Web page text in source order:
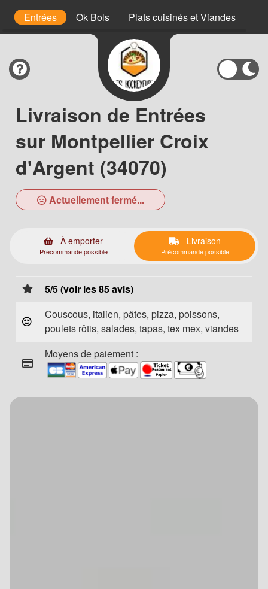
Entrées Ok Bols Plats cuisinés et Viandes
Livraison de Entrées
sur Montpellier Croix
d'Argent (34070)
Actuellement fermé...
À emporter
Précommande possible
Livraison
Précommande possible
5/5 (voir les 85 avis)
Couscous, italien, pâtes, pizza, poissons,
poulets rôtis, salades, tapas, tex mex, viandes
Moyens de paiement :